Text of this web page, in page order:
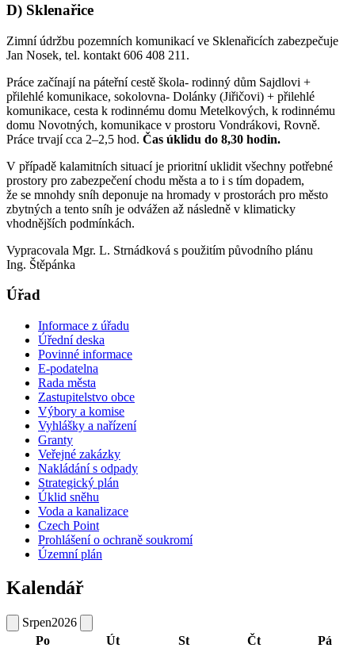
D) Sklenařice
Zimní údržbu pozemních komunikací ve Sklenařicích zabezpečuje
Jan Nosek, tel. kontakt 606 408 211.
Práce začínají na páteřní cestě škola- rodinný dům Sajdlovi +
přilehlé komunikace, sokolovna- Dolánky (Jiřičovi) + přilehlé
komunikace, cesta k rodinnému domu Metelkových, k rodinnému
domu Novotných, komunikace v prostoru Vondrákovi, Rovně.
Práce trvají cca 2–2,5 hod. Čas úklidu do 8,30 hodin.
V případě kalamitních situací je prioritní uklidit všechny potřebné
prostory pro zabezpečení chodu města a to i s tím dopadem,
že se mnohdy sníh deponuje na hromady v prostorách pro město
zbytných a tento sníh je odvážen až následně v klimaticky
vhodnějších podmínkách.
Vypracovala Mgr. L. Strnádková s použitím původního plánu
Ing. Štěpánka
Úřad
Informace z úřadu
Úřední deska
Povinné informace
E-podatelna
Rada města
Zastupitelstvo obce
Výbory a komise
Vyhlášky a nařízení
Granty
Veřejné zakázky
Nakládání s odpady
Strategický plán
Úklid sněhu
Voda a kanalizace
Czech Point
Prohlášení o ochraně soukromí
Územní plán
Kalendář
Srpen2026
Po
Út St Čt Pá